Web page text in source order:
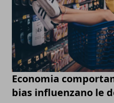
Economia
bias influenzano le